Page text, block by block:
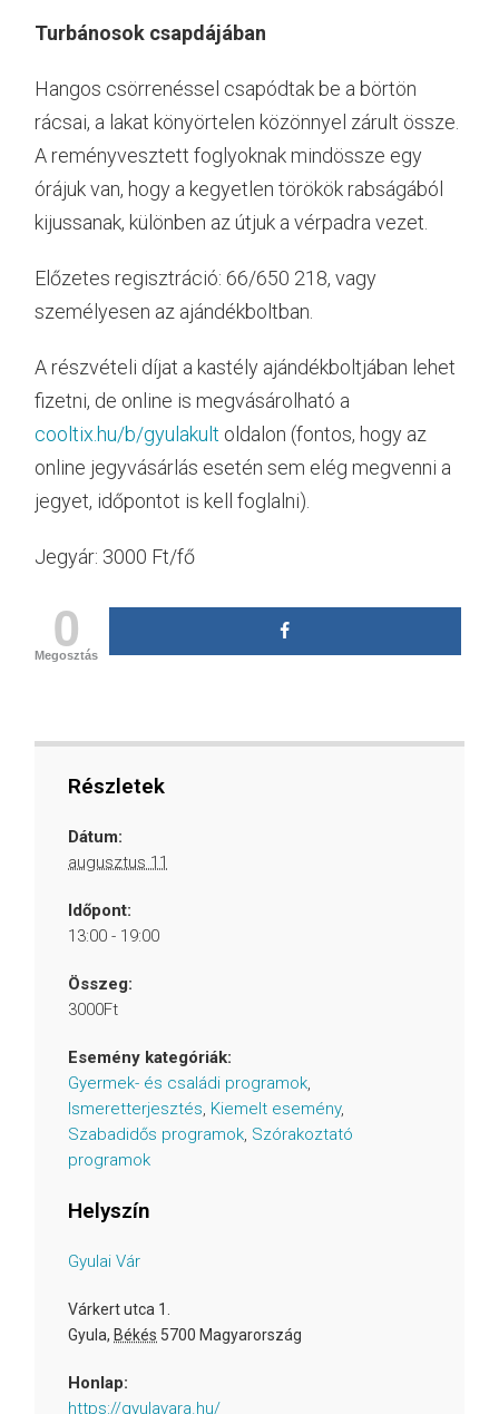
Turbánosok csapdájában
Hangos csörrenéssel csapódtak be a börtön
rácsai, a lakat könyörtelen közönnyel zárult össze.
A reményvesztett foglyoknak mindössze egy
órájuk van, hogy a kegyetlen törökök rabságából
kijussanak, különben az útjuk a vérpadra vezet.
Előzetes regisztráció: 66/650 218, vagy
személyesen az ajándékboltban.
A részvételi díjat a kastély ajándékboltjában lehet
fizetni, de online is megvásárolható a
cooltix.hu/b/gyulakult oldalon (fontos, hogy az
online jegyvásárlás esetén sem elég megvenni a
jegyet, időpontot is kell foglalni).
Jegyár: 3000 Ft/fő
0
Megosztás
Részletek
Dátum:
augusztus 11
Időpont:
13:00 - 19:00
Összeg:
3000Ft
Esemény kategóriák:
Gyermek- és családi programok,
Ismeretterjesztés, Kiemelt esemény,
Szabadidős programok, Szórakoztató
programok
Helyszín
Gyulai Vár
Várkert utca 1.
Gyula, Békés 5700 Magyarország
Honlap:
https://gyulavara.hu/